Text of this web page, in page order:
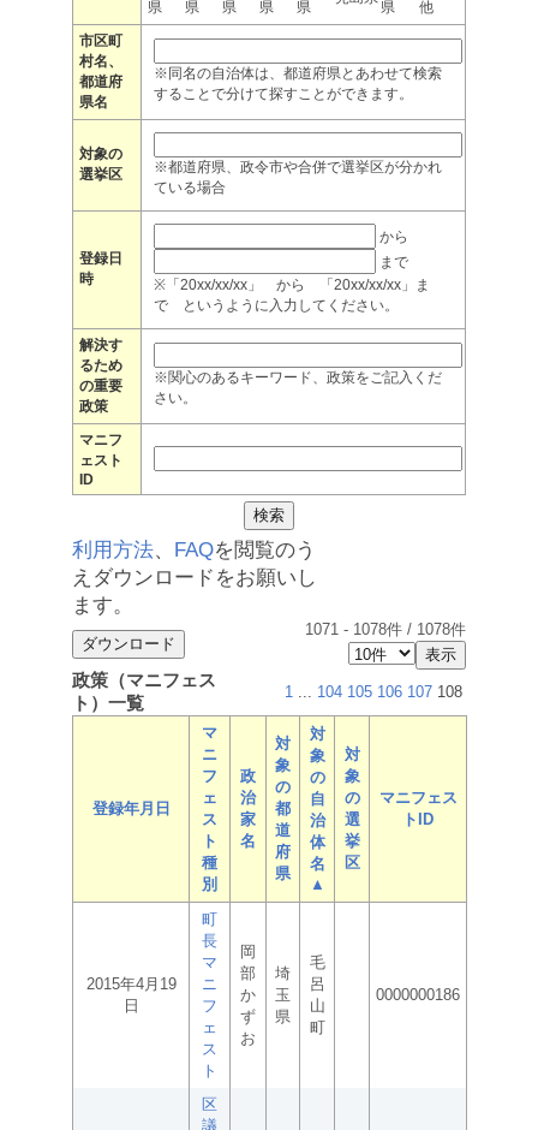
県
県
県
県
県
県
他
市区町
村名、
都道府
県名
※同名の自治体は、都道府県とあわせて検索
することで分けて探すことができます。
対象の
選挙区
※都道府県、政令市や合併で選挙区が分かれ
ている場合
登録日
時
から
まで
※「20xx/xx/xx」 から 「20xx/xx/xx」ま
で というように入力してください。
解決す
るため
の重要
政策
※関心のあるキーワード、政策をご記入くだ
さい。
マニフ
ェスト
ID
利用方法、 FAQを閲覧のう
えダウンロードをお願いし
ます。
1071 - 1078件 / 1078件
政策（マニフェス
ト）一覧
1 ... 104 105 106 107 108
登録年月日
マ
ニ
フ
ェ
ス
ト
種
別
政
治
家
名
対
象
の
都
道
府
県
対
象
の
自
治
体
名
▲
対
象
の
選
挙
区
マニフェス
トID
2015年4月19
日
町
長
マ
ニ
フ
ェ
ス
ト
岡
部
か
ず
お
埼
玉
県
毛
呂
山
町
0000000186
区
議